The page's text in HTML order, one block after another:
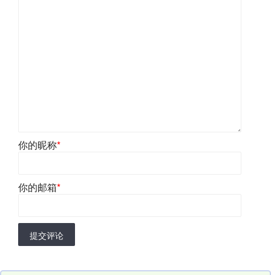
你的昵称*
你的邮箱*
提交评论